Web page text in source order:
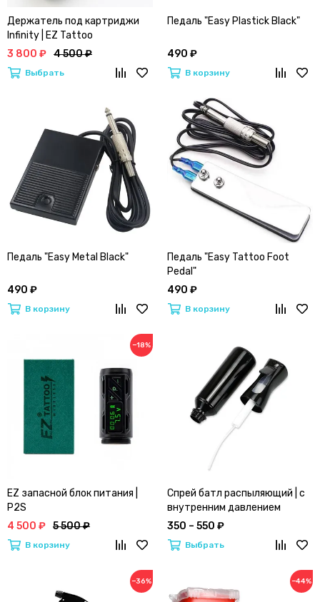
Держатель под картриджи
Infinity | EZ Tattoo
3 800 ₽ 4 500 ₽
Выбрать
Педаль "Easy Plastick Black"
490 ₽
В корзину
Педаль "Easy Metal Black"
490 ₽
В корзину
Педаль "Easy Tattoo Foot
Pedal"
490 ₽
В корзину
−18%
EZ запасной блок питания |
P2S
4 500 ₽ 5 500 ₽
В корзину
Спрей батл распыляющий | с
внутренним давлением
350 – 550 ₽
Выбрать
−36% −44%